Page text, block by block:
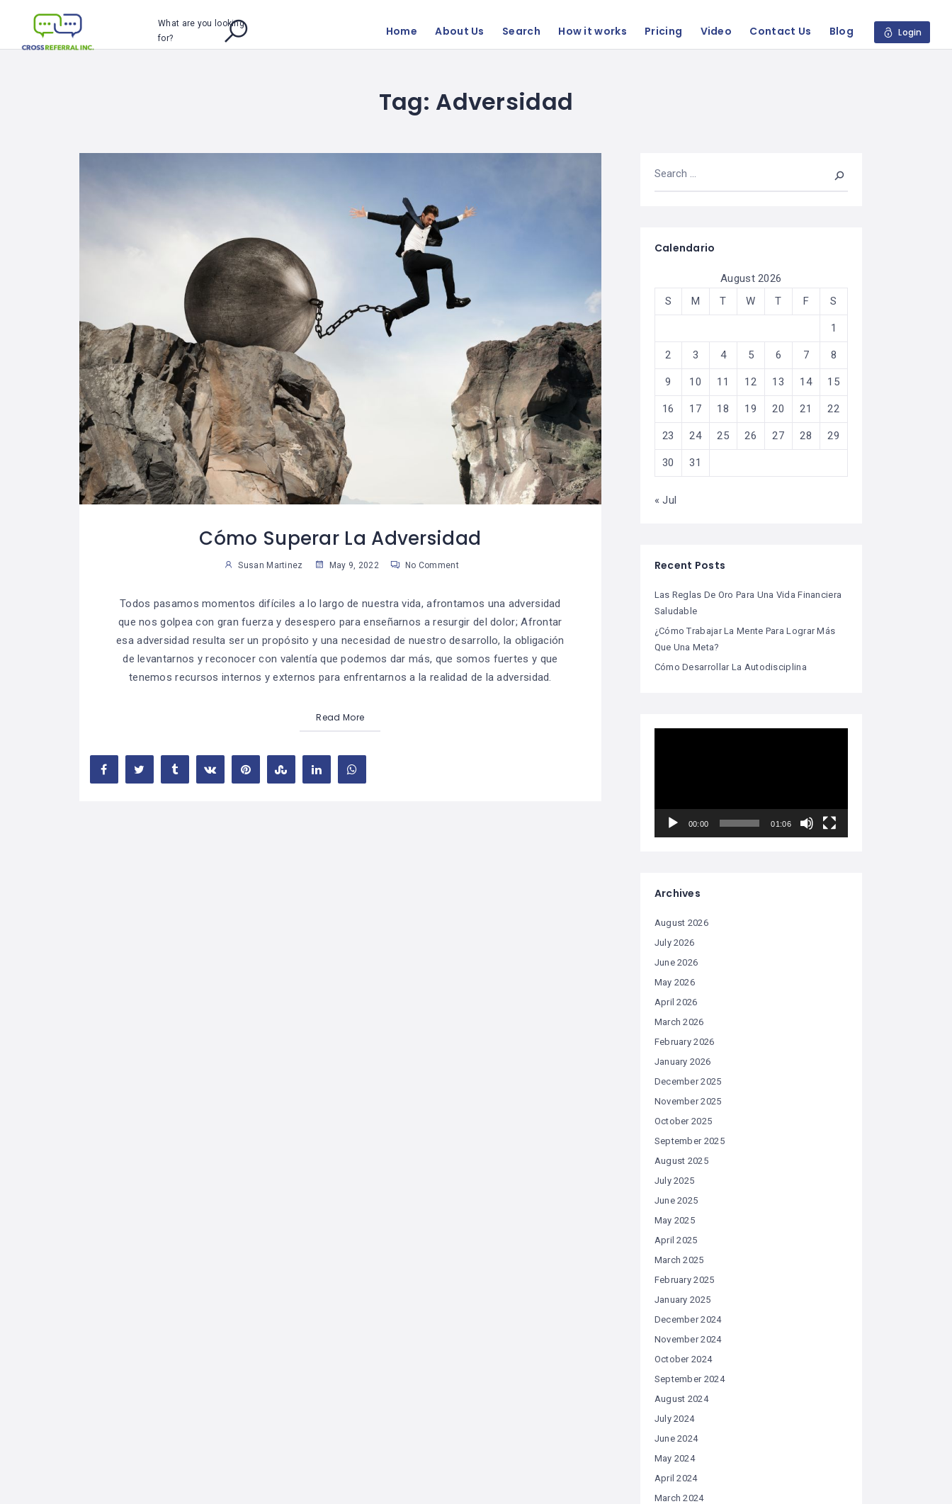
What are you looking
for?
Home About Us Search How it works Pricing Video Contact Us Blog Login
Tag: Adversidad
Cómo Superar La Adversidad
Susan Martinez May 9, 2022 No Comment
Todos pasamos momentos difíciles a lo largo de nuestra vida, afrontamos una adversidad
que nos golpea con gran fuerza y desespero para enseñarnos a resurgir del dolor; Afrontar
esa adversidad resulta ser un propósito y una necesidad de nuestro desarrollo, la obligación
de levantarnos y reconocer con valentía que podemos dar más, que somos fuertes y que
tenemos recursos internos y externos para enfrentarnos a la realidad de la adversidad.
Read More
Calendario
August 2026
S
M T W T F S
1
2 3 4 5 6 7 8
9 10 11 12 13 14 15
16 17 18 19 20 21 22
23 24 25 26 27 28 29
30 31
« Jul
Recent Posts
Las Reglas De Oro Para Una Vida Financiera
Saludable
¿Cómo Trabajar La Mente Para Lograr Más
Que Una Meta?
Cómo Desarrollar La Autodisciplina
00:00 01:06
Archives
August 2026
July 2026
June 2026
May 2026
April 2026
March 2026
February 2026
January 2026
December 2025
November 2025
October 2025
September 2025
August 2025
July 2025
June 2025
May 2025
April 2025
March 2025
February 2025
January 2025
December 2024
November 2024
October 2024
September 2024
August 2024
July 2024
June 2024
May 2024
April 2024
March 2024